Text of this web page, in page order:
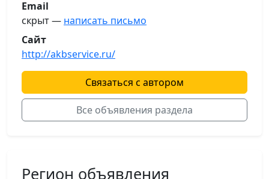
Email
скрыт — написать письмо
Сайт
http://akbservice.ru/
Связаться с автором
Все объявления раздела
Регион объявления